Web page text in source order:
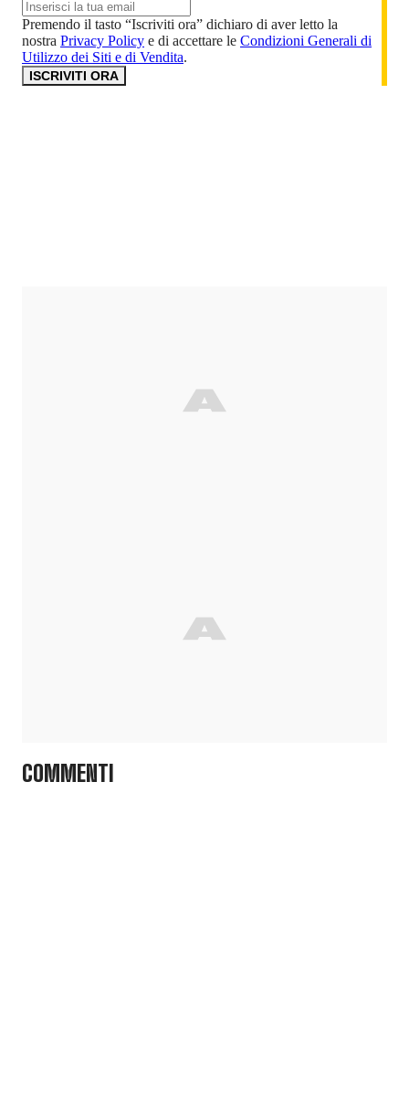
Premendo il tasto “Iscriviti ora” dichiaro di aver letto la
nostra Privacy Policy e di accettare le Condizioni Generali di
Utilizzo dei Siti e di Vendita.
ISCRIVITI ORA
COMMENTI